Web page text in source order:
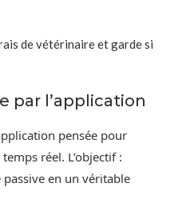
de vétérinaire et garde si
par l’application
pensée pour
réel. L’objectif :
en un véritable